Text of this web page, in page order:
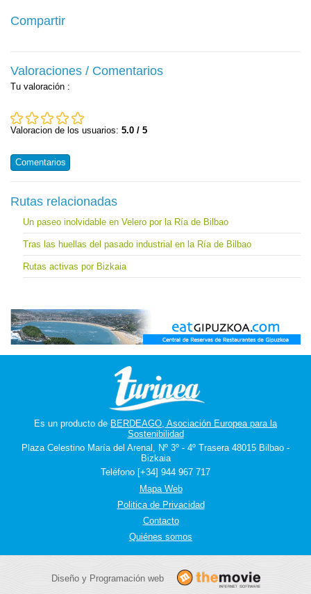
Compartir
Valoraciones / Comentarios
Tu valoración :
Valoracion de los usuarios: 5.0 / 5
Comentarios
Rutas relacionadas
Un paseo inolvidable en Velero por la Ría de Bilbao
Tras las huellas del pasado industrial en la Ría de Bilbao
Rutas activas por Bizkaia
Es un producto de BERDEAGO, Asociación Europea para la
Sostenibilidad
Plaza Celestino María del Arenal, Nº 3º - 4º Trasera 48015 Bilbao -
Bizkaia
Teléfono [+34] 944 967 717
Mapa Web
Politica de Privacidad
Contacto
Quiénes somos
Diseño y Programación web